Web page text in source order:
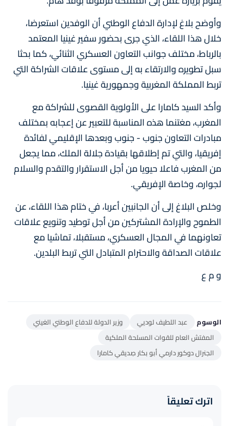
وأوضح بلاغ لإدارة الدفاع الوطني أن الوفدين استعرضا،
خلال هذا اللقاء، الذي جرى بحضور سفير غينيا المعتمد
بالرباط، مختلف جوانب التعاون العسكري الثنائي، كما بحثا
سبل تطويره والارتقاء به إلى مستوى علاقات الشراكة التي
تربط المملكة المغربية وجمهورية غينيا.
وأكد السيد كامارا على الأولوية القصوى للشراكة مع
المغرب، مغتنما هذه المناسبة للتعبير عن إعجابه بمختلف
مبادرات التعاون جنوب - جنوب وبعدها الإقليمي لفائدة
إفريقيا، والتي تم إطلاقها بقيادة جلالة الملك، مما يجعل
من المغرب فاعلا حيويا من أجل الاستقرار والتقدم والسلام
لجواره، وخاصة الإفريقي.
وخلص البلاغ إلى أن الجانبين أعربا، في ختام هذا اللقاء، عن
الطموح والإرادة المشتركين من أجل توطيد وتنويع علاقات
تعاونهما في المجال العسكري، مستقبلا، تماشيا مع
علاقات الصداقة والاحترام المتبادل التي تربط البلدين.
و م ع
الوسوم عبد اللطيف لوديي
وزير الدولة للدفاع الوطني الغيني
المفتش العام للقوات المسلحة الملكية
الجنرال دوكور دارمي أبو بكار صِديقي كامارا
اترك تعليقاً